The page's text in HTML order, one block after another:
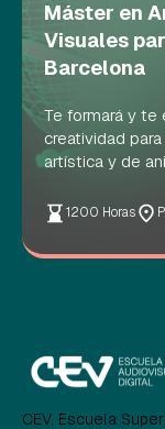
Máster en
Visuales
Barcelona
Te formará y te
creatividad
artística y de ani..
1200 Horas
CEV, Escuela